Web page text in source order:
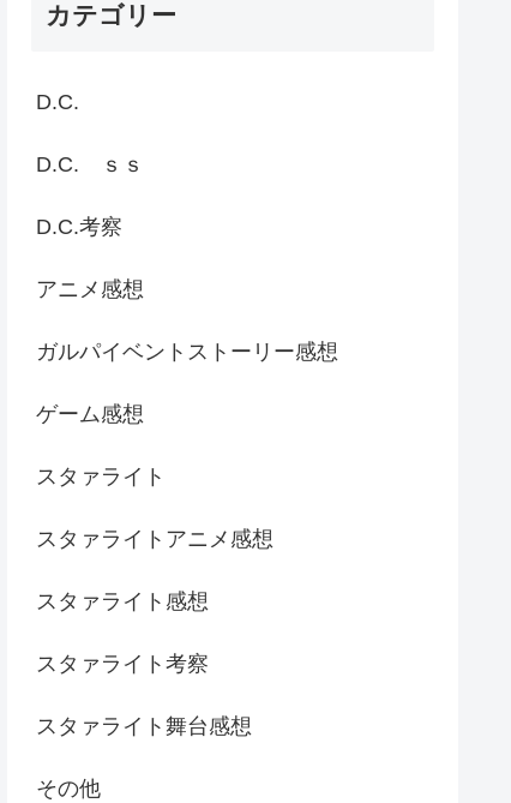
カテゴリー
D.C.
D.C. ｓｓ
D.C.考察
アニメ感想
ガルパイベントストーリー感想
ゲーム感想
スタァライト
スタァライトアニメ感想
スタァライト感想
スタァライト考察
スタァライト舞台感想
その他